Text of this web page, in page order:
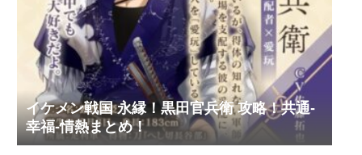
イケメン戦国 永縁！黒田官兵衛 攻略！共通-
幸福-情熱まとめ！